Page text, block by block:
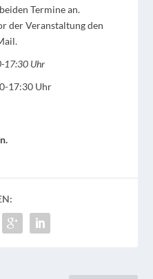
Termine an.
der Veranstaltung den
17:30 Uhr
17:30 Uhr